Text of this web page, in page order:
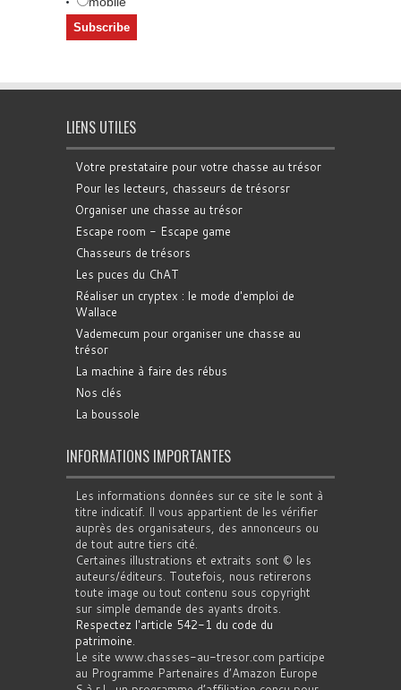
LIENS UTILES
Votre prestataire pour votre chasse au trésor
Pour les lecteurs, chasseurs de trésorsr
Organiser une chasse au trésor
Escape room - Escape game
Chasseurs de trésors
Les puces du ChAT
Réaliser un cryptex : le mode d'emploi de
Wallace
Vademecum pour organiser une chasse au
trésor
La machine à faire des rébus
Nos clés
La boussole
INFORMATIONS IMPORTANTES
Les informations données sur ce site le sont à
titre indicatif. Il vous appartient de les vérifier
auprès des organisateurs, des annonceurs ou
de tout autre tiers cité.
Certaines illustrations et extraits sont © les
auteurs/éditeurs. Toutefois, nous retirerons
toute image ou tout contenu sous copyright
sur simple demande des ayants droits.
Respectez l'article 542-1 du code du
patrimoine.
Le site www.chasses-au-tresor.com participe
au Programme Partenaires d’Amazon Europe